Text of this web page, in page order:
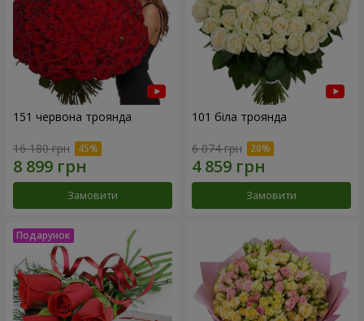
151 червона троянда
16 180 грн
Замовити
101 біла троянда
6 074 грн
Замовити